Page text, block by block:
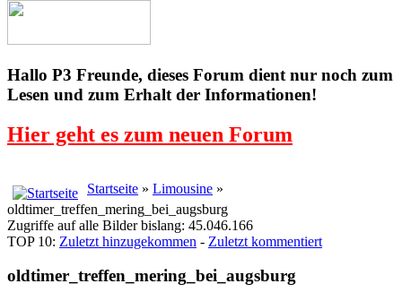
Hallo P3 Freunde, dieses Forum dient nur noch zum
Lesen und zum Erhalt der Informationen!
Hier geht es zum neuen Forum
Startseite » Limousine »
oldtimer_treffen_mering_bei_augsburg
Zugriffe auf alle Bilder bislang: 45.046.166
TOP 10: Zuletzt hinzugekommen - Zuletzt kommentiert
oldtimer_treffen_mering_bei_augsburg